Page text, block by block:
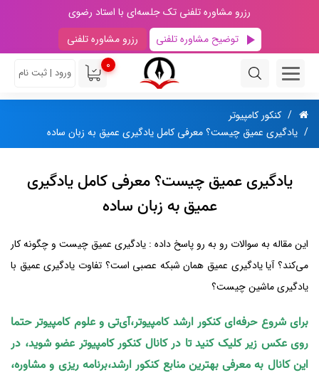
رزرو مشاوره تلفنی تک جلسه‌ای با استاد رضوی
توضیح مشاوره تلفنی
رزرو مشاوره تلفنی
0
ورود | ثبت نام
کنکور کامپیوتر
یادگیری عمیق چیست؟ معرفی کامل یادگیری عمیق به زبان ساده
یادگیری عمیق چیست؟ معرفی کامل یادگیری
عمیق به زبان ساده
این مقاله به سوالات رو به رو پاسخ داده : یادگیری عمیق چیست و چگونه کار
می‌کند؟ آیا یادگیری عمیق همان شبکه عصبی است؟ تفاوت یادگیری عمیق با
یادگیری ماشین چیست؟
برای شروع حرفه‌ای کنکور ارشد کامپیوتر،آی‌تی و علوم کامپیوتر حتما
روی عکس زیر کلیک کنید تا در کانال کنکور کامپیوتر عضو شوید، در
این کانال به معرفی بهترین منابع کنکور ارشد،برنامه ریزی و مشاوره،